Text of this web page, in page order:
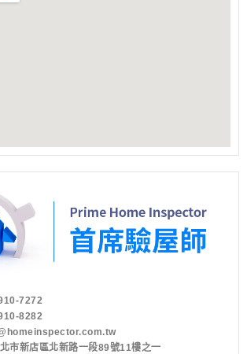
7272
8282
市新店區北新路一段89號11樓之一